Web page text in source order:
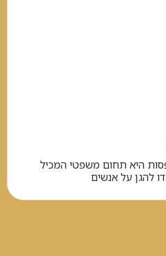
היא תחום משפטי המכיל
להגן על אנשים